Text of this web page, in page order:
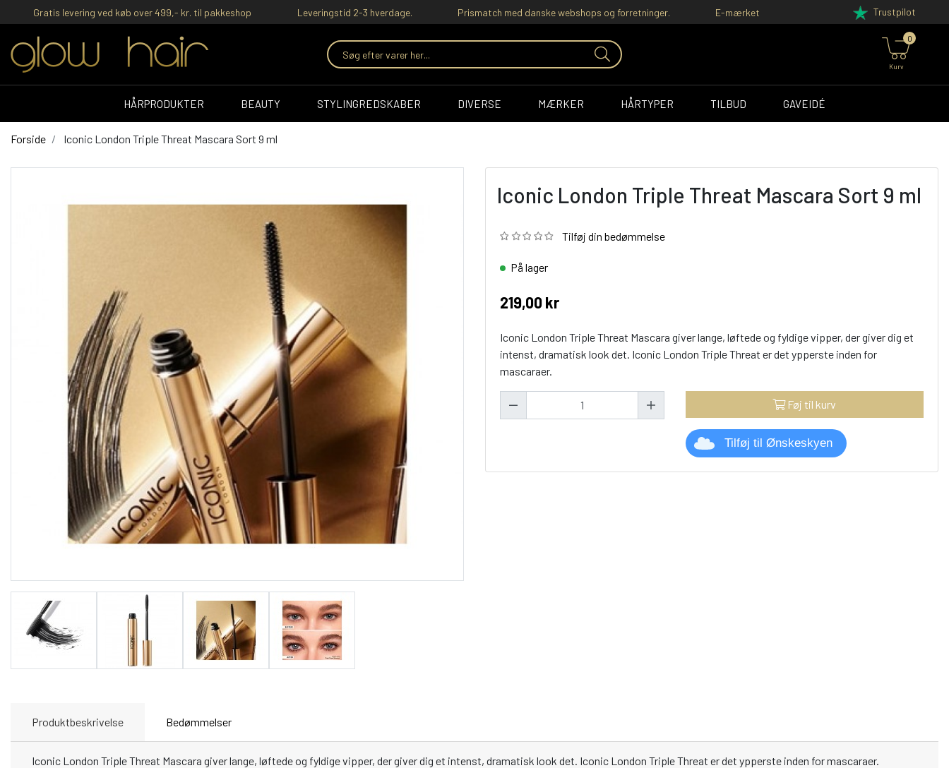
Gratis levering ved køb over 499,- kr. til pakkeshop Leveringstid 2-3 hverdage. Prismatch med danske webshops og forretninger. E-mærket Trustpilot
Kurv
0
HÅRPRODUKTER BEAUTY STYLINGREDSKABER DIVERSE MÆRKER HÅRTYPER TILBUD GAVEIDÉ
Forside Iconic London Triple Threat Mascara Sort 9 ml
Iconic London Triple Threat Mascara Sort 9 ml
Tilføj din bedømmelse
På lager
219,00 kr
Iconic London Triple Threat Mascara giver lange, løftede og fyldige vipper, der giver dig et
intenst, dramatisk look det. Iconic London Triple Threat er det ypperste inden for
mascaraer.
Føj til kurv
Tilføj til Ønskeskyen
Produktbeskrivelse Bedømmelser
Iconic London Triple Threat Mascara giver lange, løftede og fyldige vipper, der giver dig et intenst, dramatisk look det. Iconic London Triple Threat er det ypperste inden for mascaraer.